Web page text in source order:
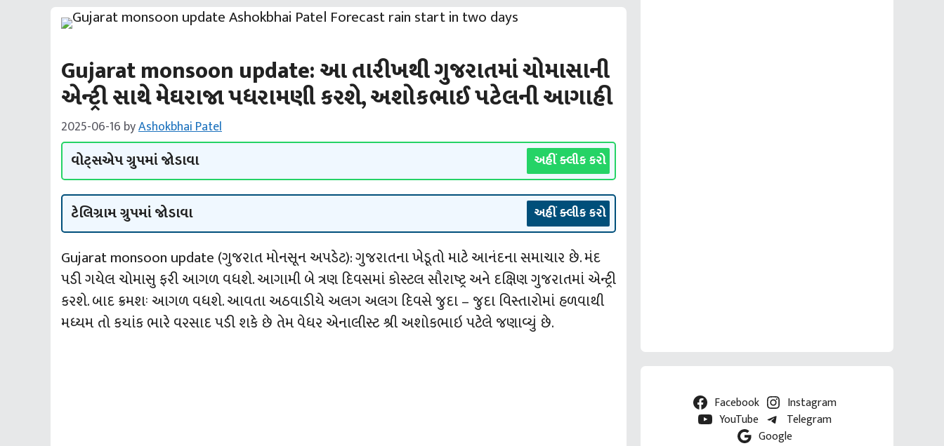
Gujarat monsoon update: આ તારીખથી ગુજરાતમાં ચોમાસાની
એન્‍ટ્રી સાથે મેઘરાજા પધરામણી કરશે, અશોકભાઈ પટેલની આગાહી
2025-06-16 byAshokbhai Patel
વોટ્સએપ ગ્રુપમાં જોડાવા અહીં ક્લીક કરો
ટેલિગ્રામ ગ્રુપમાં જોડાવા અહીં ક્લીક કરો
Gujarat monsoon update (ગુજરાત મોનસૂન અપડેટ): ગુજરાતના ખેડૂતો માટે આનંદના સમાચાર છે. મંદ
પડી ગયેલ ચોમાસુ ફરી આગળ વધશે. આગામી બે ત્રણ દિવસમાં કોસ્‍ટલ સૌરાષ્‍ટ્ર અને દક્ષિણ ગુજરાતમાં એન્‍ટ્રી
કરશે. બાદ ક્રમશઃ આગળ વધશે. આવતા અઠવાડીયે અલગ અલગ દિવસે જુદા – જુદા વિસ્‍તારોમાં હળવાથી
મધ્‍યમ તો કયાંક ભારે વરસાદ પડી શકે છે તેમ વેધર એનાલીસ્‍ટ શ્રી અશોકભાઇ પટેલે જણાવ્‍યું છે.
Facebook
Instagram
YouTube
Telegram
Google